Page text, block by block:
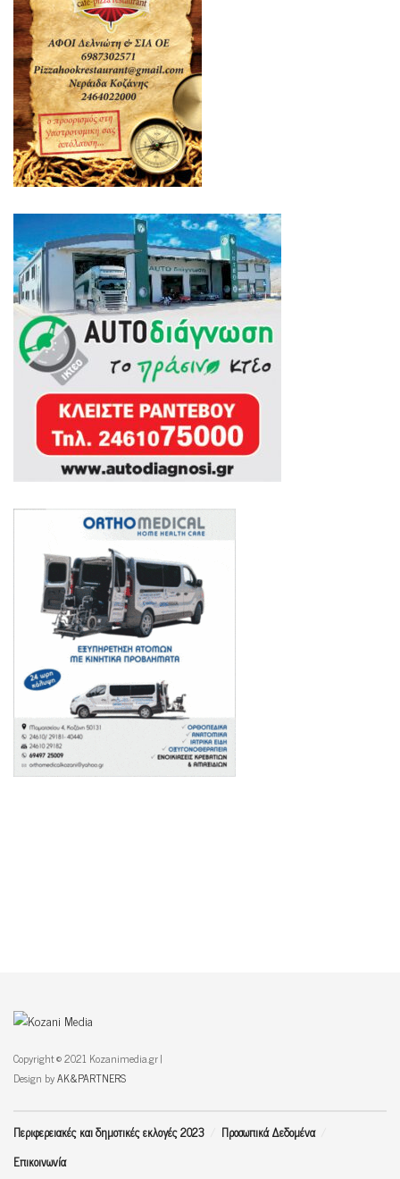
Copyright © 2021 Kozanimedia.gr |
Design byAK&PARTNERS
Περιφερειακές και δημοτικές εκλογές 2023
Προσωπικά Δεδομένα
Επικοινωνία